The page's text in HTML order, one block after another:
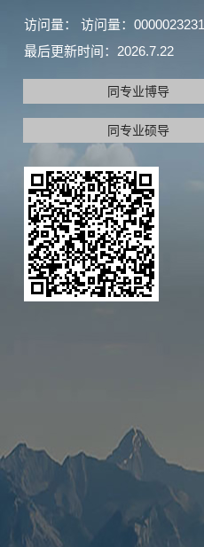
访问量： 访问量： 0000023231
最后更新时间： 2026.7.22
同专业博导
同专业硕导